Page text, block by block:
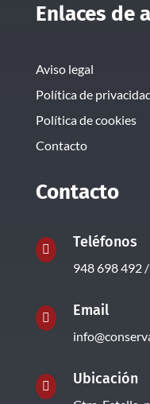
Enlaces de
Aviso legal
Política de
Política de cookies
Contacto
Contacto
 Teléfonos
948 698 492
 Email
 Ubicación